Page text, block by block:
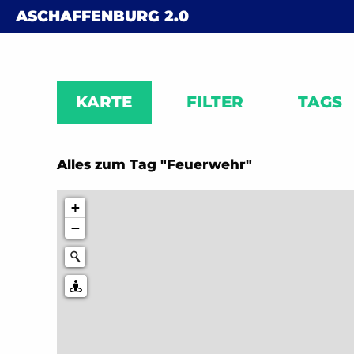
Skip to content
ASCHAFFENBURG 2.0
KARTE FILTER TAGS
Alles zum Tag "Feuerwehr"
+
−